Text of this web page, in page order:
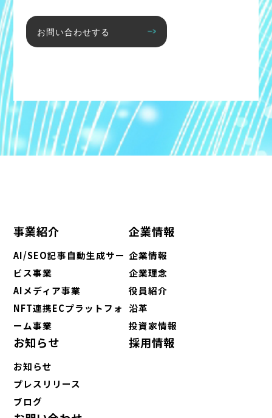
お問い合わせする
事業紹介
AI/SEO記事自動生成サー
ビス事業
AIメディア事業
NFT連携ECプラットフォ
ーム事業
企業情報
企業情報
企業理念
役員紹介
沿革
投資家情報
お知らせ
お知らせ
プレスリリース
ブログ
採用情報